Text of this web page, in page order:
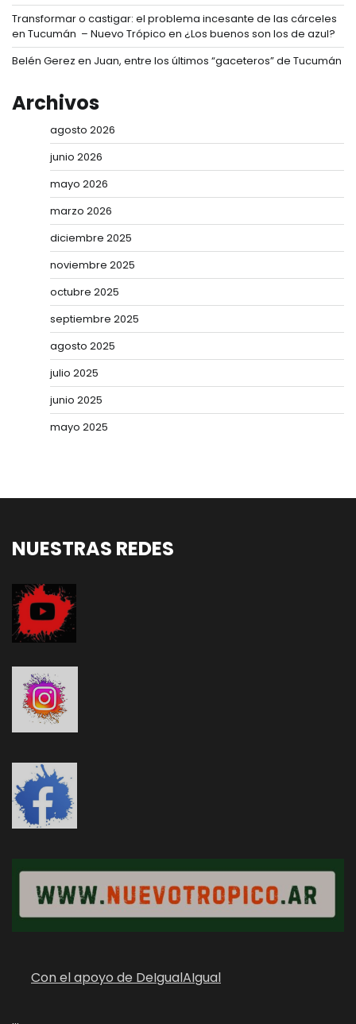
Transformar o castigar: el problema incesante de las cárceles
en Tucumán – Nuevo Trópico en ¿Los buenos son los de azul?
Belén Gerez en Juan, entre los últimos “gaceteros” de Tucumán
Archivos
agosto 2026
junio 2026
mayo 2026
marzo 2026
diciembre 2025
noviembre 2025
octubre 2025
septiembre 2025
agosto 2025
julio 2025
junio 2025
mayo 2025
NUESTRAS REDES
Con el apoyo de DeIgualAIgual